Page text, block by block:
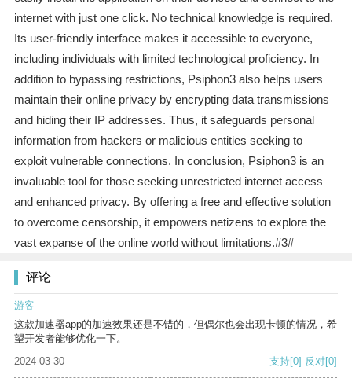
internet with just one click. No technical knowledge is required.
Its user-friendly interface makes it accessible to everyone,
including individuals with limited technological proficiency. In
addition to bypassing restrictions, Psiphon3 also helps users
maintain their online privacy by encrypting data transmissions
and hiding their IP addresses. Thus, it safeguards personal
information from hackers or malicious entities seeking to
exploit vulnerable connections. In conclusion, Psiphon3 is an
invaluable tool for those seeking unrestricted internet access
and enhanced privacy. By offering a free and effective solution
to overcome censorship, it empowers netizens to explore the
vast expanse of the online world without limitations.#3#
评论
游客
这款加速器app的加速效果还是不错的，但偶尔也会出现卡顿的情况，希
望开发者能够优化一下。
2024-03-30
支持[0] 反对[0]